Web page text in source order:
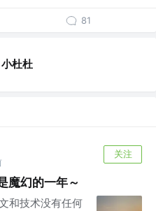
81
小杜杜
关注
魔幻的一年～
和技术没有任何